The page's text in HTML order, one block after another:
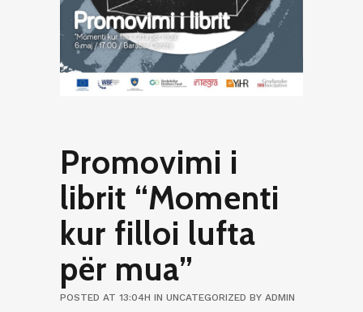
Promovimi i
librit “Momenti
kur filloi lufta
për mua”
POSTED AT 13:04H IN UNCATEGORIZED BY ADMIN